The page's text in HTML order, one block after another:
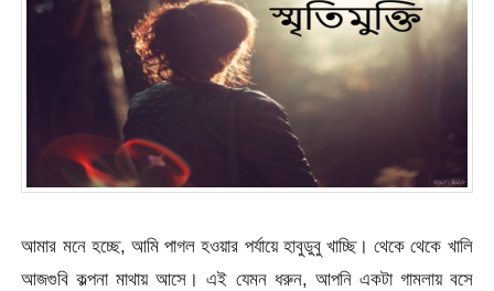
আমার মনে হচ্ছে, আমি পাগল হওয়ার পর্যায়ে হাবুডুবু খাচ্ছি। থেকে থেকে খালি
আজগুবি কল্পনা মাথায় আসে। এই যেমন ধরুন, আপনি একটা গামলায় বসে